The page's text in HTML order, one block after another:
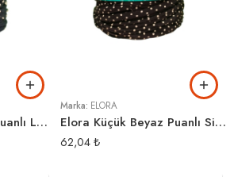
Elora Büyük Beyaz Puanlı Lacivert Penye İp
Marka: ELORA
Elora Küçük Beyaz Puanlı Siyah Penye İp
62,04₺